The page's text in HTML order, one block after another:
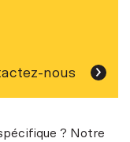
nous
? Notre